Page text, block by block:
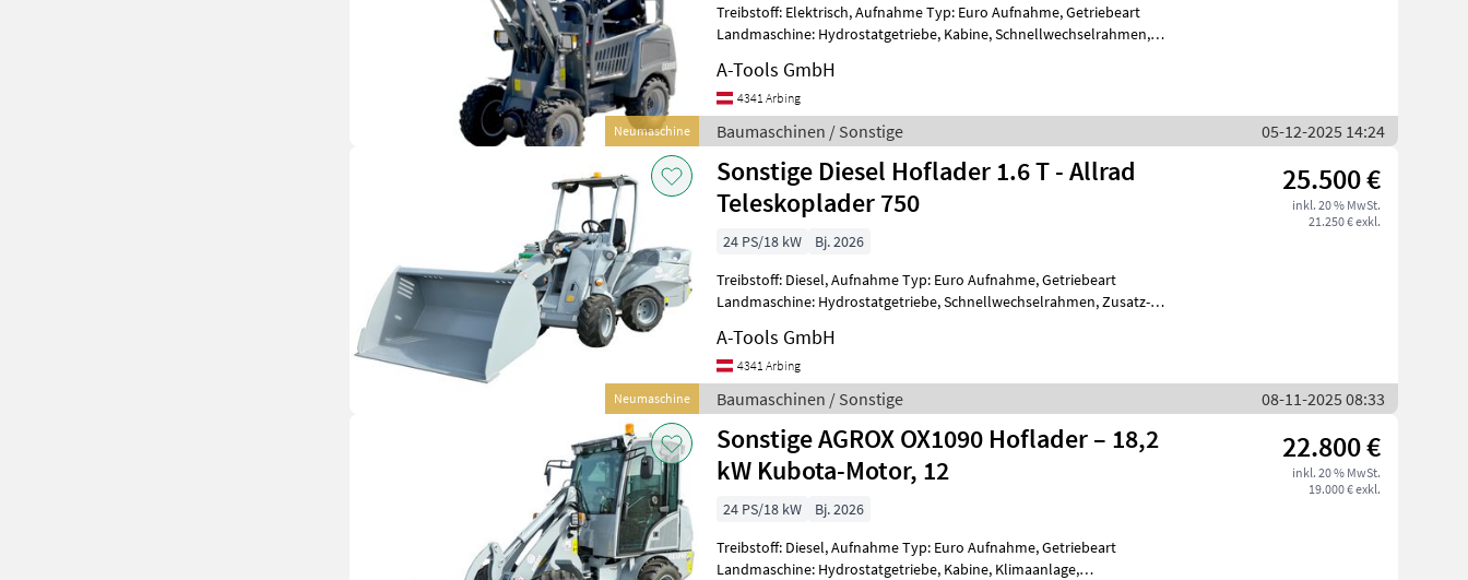
Neumaschine
Treibstoff: Elektrisch, Aufnahme Typ: Euro Aufnahme, Getriebeart
Landmaschine: Hydrostatgetriebe, Kabine, Schnellwechselrahmen,
A-Tools GmbH
4341 Arbing
Baumaschinen / Sonstige 05-12-2025 14:24
Neumaschine
Sonstige Diesel Hoflader 1.6 T - Allrad
Teleskoplader 750
25.500 €
inkl. 20 % MwSt.
21.250 € exkl.
24 PS/18 kW
Bj. 2026
Treibstoff: Diesel, Aufnahme Typ: Euro Aufnahme, Getriebeart
Landmaschine: Hydrostatgetriebe, Schnellwechselrahmen, Zusatz-
A-Tools GmbH
4341 Arbing
Baumaschinen / Sonstige 08-11-2025 08:33
Sonstige AGROX OX1090 Hoflader – 18,2
kW Kubota-Motor, 12
22.800 €
inkl. 20 % MwSt.
19.000 € exkl.
24 PS/18 kW
Bj. 2026
Treibstoff: Diesel, Aufnahme Typ: Euro Aufnahme, Getriebeart
Landmaschine: Hydrostatgetriebe, Kabine, Klimaanlage,